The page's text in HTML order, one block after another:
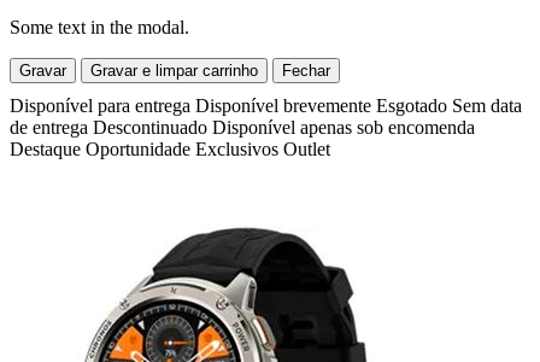
Some text in the modal.
Gravar Gravar e limpar carrinho Fechar
Disponível para entrega Disponível brevemente Esgotado Sem data
de entrega Descontinuado Disponível apenas sob encomenda
Destaque Oportunidade Exclusivos Outlet